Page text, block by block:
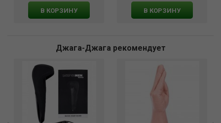
В КОРЗИНУ В КОРЗИНУ
Джага-Джага рекомендует